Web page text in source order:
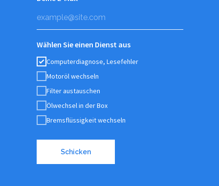
Wählen Sie einen Dienst aus
Computerdiagnose, Lesefehler
Motoröl wechseln
Filter austauschen
Ölwechsel in der Box
Bremsflüssigkeit wechseln
Schicken